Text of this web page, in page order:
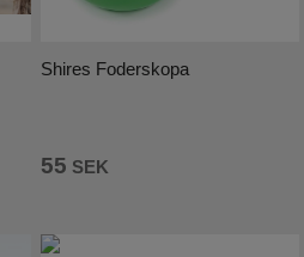
Shires Foderskopa
55 SEK